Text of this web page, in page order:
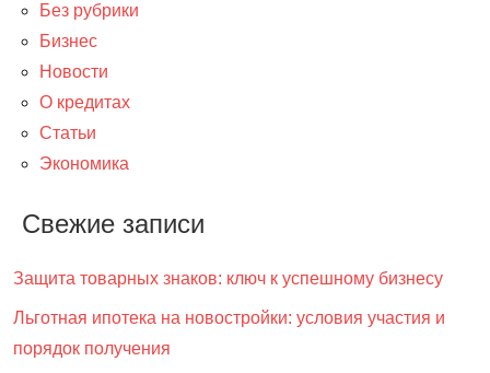
Без рубрики
Бизнес
Новости
О кредитах
Статьи
Экономика
Свежие записи
Защита товарных знаков: ключ к успешному бизнесу
Льготная ипотека на новостройки: условия участия и
порядок получения